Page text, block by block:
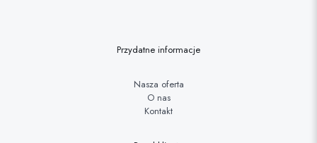
Przydatne informacje
Nasza oferta
O nas
Kontakt